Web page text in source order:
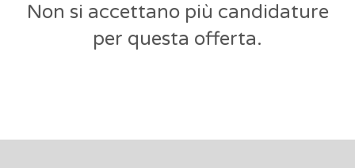
Non si accettano più candidature
per questa offerta.